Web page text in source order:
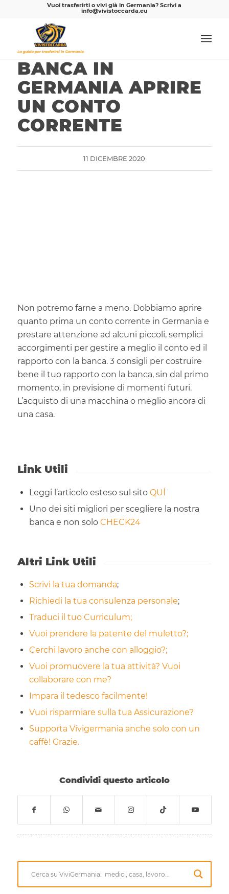
Vuoi trasferirti o vivi già in Germania? Scrivi a
info@vivistoccarda.eu
BANCA IN
GERMANIA APRIRE
UN CONTO
CORRENTE
11 DICEMBRE 2020
Non potremo farne a meno. Dobbiamo aprire
quanto prima un conto corrente in Germania e
prestare attenzione ad alcuni piccoli, semplici
accorgimenti per gestire a meglio il conto ed il
rapporto con la banca. 3 consigli per costruire
bene il tuo rapporto con la banca, sin dal primo
momento, in previsione di momenti futuri.
L’acquisto di una macchina o meglio ancora di
una casa.
Link Utili
Leggi l’articolo esteso sul sito QUÍ
Uno dei siti migliori per scegliere la nostra
banca e non solo CHECK24
Altri Link Utili
Scrivi la tua domanda;
Richiedi la tua consulenza personale;
Traduci il tuo Curriculum;
Vuoi prendere la patente del muletto?;
Cerchi lavoro anche con alloggio?;
Vuoi promuovere la tua attività? Vuoi
collaborare con me?
Impara il tedesco facilmente!
Vuoi risparmiare sulla tua Assicurazione?
Supporta Vivigermania anche solo con un
caffè! Grazie.
Condividi questo articolo